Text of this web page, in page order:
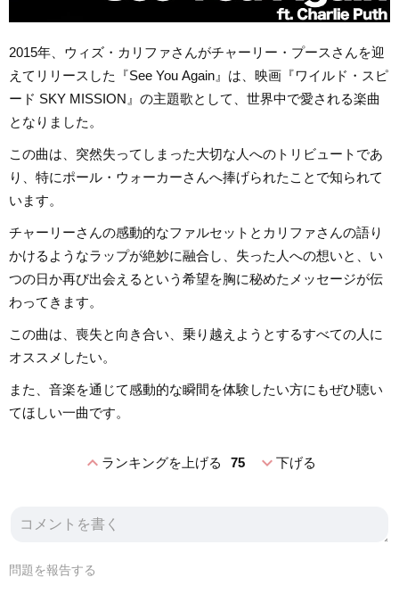
2015年、ウィズ・カリファさんがチャーリー・プースさんを迎
えてリリースした『See You Again』は、映画『ワイルド・スピ
ード SKY MISSION』の主題歌として、世界中で愛される楽曲
となりました。
この曲は、突然失ってしまった大切な人へのトリビュートであ
り、特にポール・ウォーカーさんへ捧げられたことで知られて
います。
チャーリーさんの感動的なファルセットとカリファさんの語り
かけるようなラップが絶妙に融合し、失った人への想いと、い
つの日か再び出会えるという希望を胸に秘めたメッセージが伝
わってきます。
この曲は、喪失と向き合い、乗り越えようとするすべての人に
オススメしたい。
また、音楽を通じて感動的な瞬間を体験したい方にもぜひ聴い
てほしい一曲です。
expand_lessランキングを上げる 75 expand_more下げる
問題を報告する